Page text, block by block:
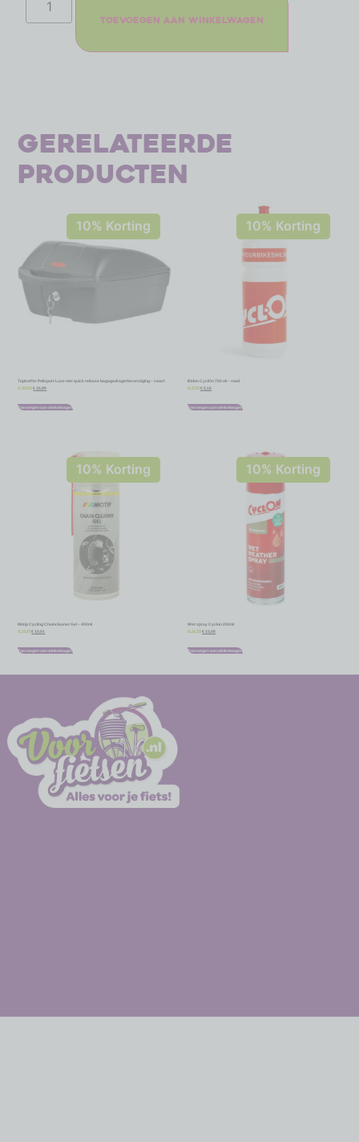
Toevoegen aan winkelwagen
Gerelateerde
producten
10% Korting
Topkoffer Polisport Luxe met quick release bagagedragerbevestiging – zwart
€39,99 €35,99
Toevoegen aan winkelwagen
10% Korting
Bidon CyclOn 750 ml – rood
€ 5,75 €5,18
Toevoegen aan winkelwagen
10% Korting
Motip Cycling Chaincleaner Gel – 400ml
€12,12 €10,91
Toevoegen aan winkelwagen
10% Korting
Wet spray Cyclon 250ml
16,75 €15,08
Toevoegen aan winkelwagen